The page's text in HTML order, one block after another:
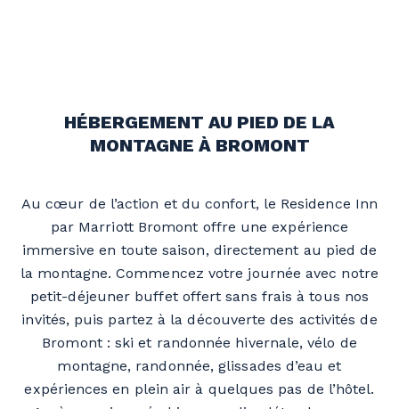
HÉBERGEMENT AU PIED DE LA
MONTAGNE À BROMONT
Au cœur de l’action et du confort, le Residence Inn
par Marriott Bromont offre une expérience
immersive en toute saison, directement au pied de
la montagne. Commencez votre journée avec notre
petit-déjeuner buffet offert sans frais à tous nos
invités, puis partez à la découverte des activités de
Bromont : ski et randonnée hivernale, vélo de
montagne, randonnée, glissades d’eau et
expériences en plein air à quelques pas de l’hôtel.